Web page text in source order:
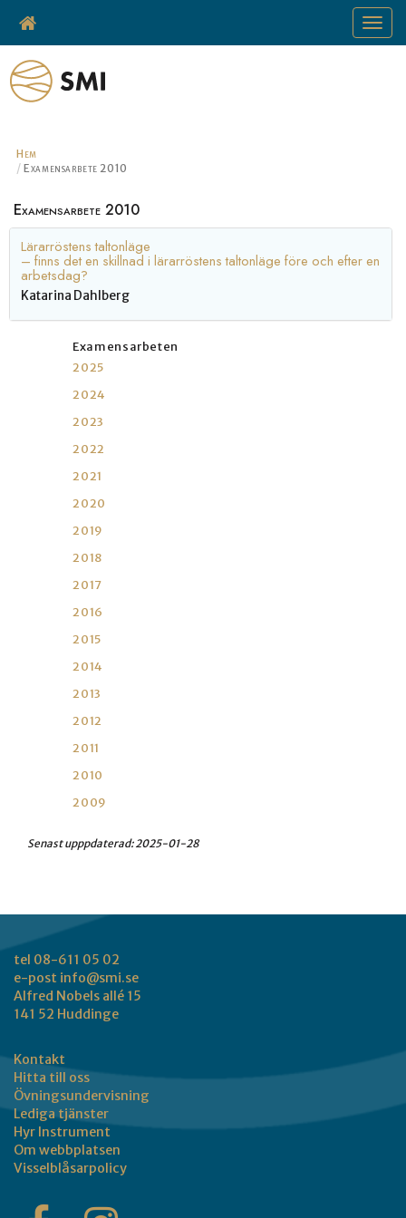
Toggle
Hem
Examensarbete 2010
Examensarbete 2010
Lärarröstens taltonläge
– finns det en skillnad i lärarröstens taltonläge före och efter en
arbetsdag?
Katarina Dahlberg
Examensarbeten
2025
2024
2023
2022
2021
2020
2019
2018
2017
2016
2015
2014
2013
2012
2011
2010
2009
Senast upppdaterad:2025-01-28
tel 08-611 05 02
e-post info@smi.se
Alfred Nobels allé 15
141 52 Huddinge
Kontakt
Hitta till oss
Övningsundervisning
Lediga tjänster
Hyr Instrument
Om webbplatsen
Visselblåsarpolicy